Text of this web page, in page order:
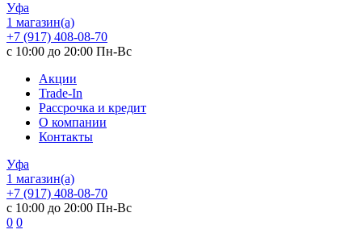
Уфа
1 магазин(а)
+7 (917) 408-08-70
с 10:00 до 20:00 Пн-Вс
Акции
Trade-In
Рассрочка и кредит
О компании
Контакты
Уфа
1 магазин(а)
+7 (917) 408-08-70
с 10:00 до 20:00 Пн-Вс
0 0